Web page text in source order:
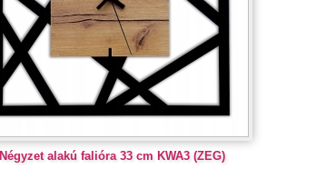
Négyzet alakú falióra 33 cm KWA3 (ZEG)